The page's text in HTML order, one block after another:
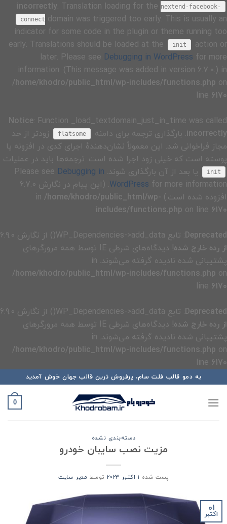
incorrectly. Translation loading for the nextend-facebook-
connect domain was triggered too early. This is usually an
indicator for some code in the plugin or theme running too
early. Translations should be loaded at the
init
action or
later. Please see Debugging in WordPress for more
information. (This message was added in version 6.7.0.) in
/home/khodro/public_html/wp-includes/functions.php on
line 6170
Notice: Function _load_textdomain_just_in_time was called
incorrectly. بارگذاری ترجمه برای دامنه flatsome
زودتر از حد
مجاز فراخوانی شد. این معمولاً نشان‌دهندهٔ اجرای کدی در افزونه یا
پوسته است که خیلی زود اجرا شده است. ترجمه‌ها باید در عملیات
init یا بعد از آن بارگذاری شوند. Please see Debugging in
WordPress
for more information. (این پیام در نگارش 6.7.0
افزوده شده است.) in /home/khodro/public_html/wp-
includes/functions.php on line 6170
Deprecated: تابع WP_Dependencies->add_data() از نگارش 6.9.0
از رده خارج شده
! دیدگاه‌های شرطی IE توسط همه مرورگرهای
پشتیبانی شده نادیده گرفته می‌شوند. in
/home/khodro/public_html/wp-includes/functions.php on
line 6170
Deprecated: تابع WP_Dependencies->add_data() از نگارش 6.9.0
از رده خارج شده
! دیدگاه‌های شرطی IE توسط همه مرورگرهای
پشتیبانی شده نادیده گرفته می‌شوند. in
/home/khodro/public_html/wp-includes/functions.php on
line 6170
به
محتوا
به دمو قالب فلت سام، پرفروش ترین قالب جهان خوش آمدید
0
دسته‌بندی نشده
مزیت نصب سایبان خودرو
پست شده 1 اکتبر 2023 توسط مدیر سایت
01
اکتبر